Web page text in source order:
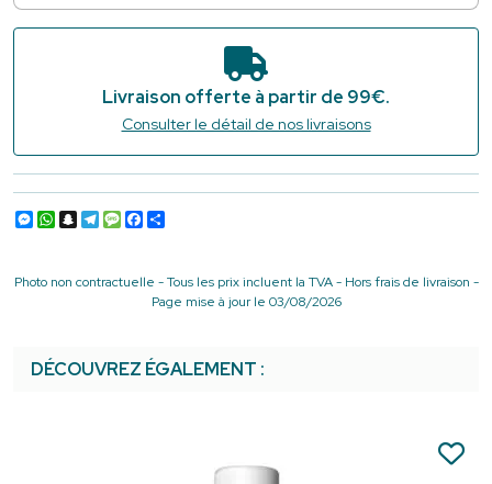
Livraison offerte à partir de 99€.
Consulter le détail de nos livraisons
Messenger
WhatsApp
Snapchat
Telegram
Message
Facebook
Photo non contractuelle - Tous les prix incluent la TVA - Hors frais de livraison -
Page mise à jour le 03/08/2026
DÉCOUVREZ ÉGALEMENT :